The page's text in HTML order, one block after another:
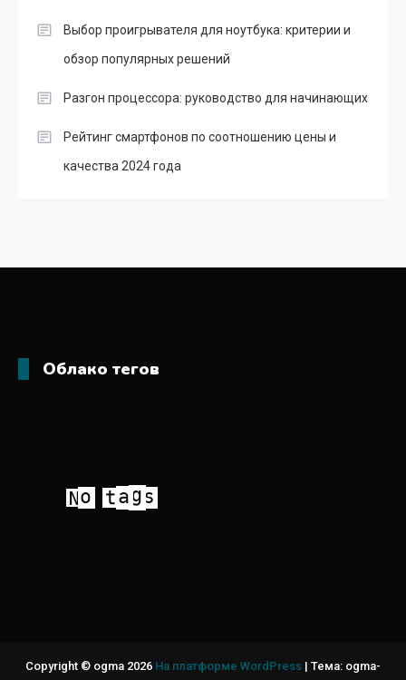
Выбор проигрывателя для ноутбука: критерии и
обзор популярных решений
Разгон процессора: руководство для начинающих
Рейтинг смартфонов по соотношению цены и
качества 2024 года
Облако тегов
Copyright © ogma 2026 На платформе WordPress | Тема: ogma-